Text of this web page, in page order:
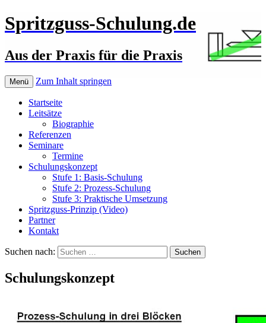
Spritzguss-Schulung.de
Aus der Praxis für die Praxis
Menü Zum Inhalt springen
Startseite
Leitsätze
Biographie
Referenzen
Seminare
Termine
Schulungskonzept
Stufe 1: Basis-Schulung
Stufe 2: Prozess-Schulung
Stufe 3: Praktische Umsetzung
Spritzguss-Prinzip (Video)
Partner
Kontakt
Suchen nach:
Schulungskonzept